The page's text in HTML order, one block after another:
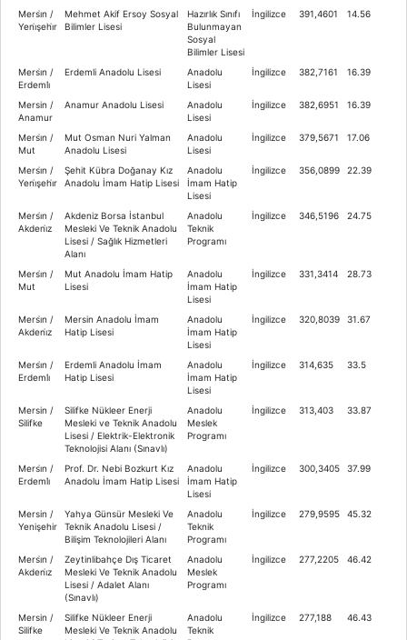
Mersi̇n /
Yeni̇şehi̇r
Mehmet Akif Ersoy Sosyal
Bilimler Lisesi
Hazırlık Sınıfı
Bulunmayan
Sosyal
Bilimler Lisesi
İngilizce 391,4601 14.56
Mersi̇n /
Erdemli̇
Erdemli Anadolu Lisesi
Anadolu
Lisesi
İngilizce 382,7161 16.39
Mersin /
Anamur
Anamur Anadolu Lisesi
Anadolu
Lisesi
İngilizce 382,6951 16.39
Mersi̇n /
Mut
Mut Osman Nuri Yalman
Anadolu Lisesi
Anadolu
Lisesi
İngilizce 379,5671 17.06
Mersi̇n /
Yeni̇şehi̇r
Şehit Kübra Doğanay Kız
Anadolu İmam Hatip Lisesi
Anadolu
İmam Hatip
Lisesi
İngilizce 356,0899 22.39
Mersi̇n /
Akdeni̇z
Akdeniz Borsa İstanbul
Mesleki Ve Teknik Anadolu
Lisesi / Sağlık Hizmetleri
Alanı
Anadolu
Teknik
Programı
İngilizce 346,5196 24.75
Mersi̇n /
Mut
Mut Anadolu İmam Hatip
Lisesi
Anadolu
İmam Hatip
Lisesi
İngilizce 331,3414 28.73
Mersi̇n /
Akdeni̇z
Mersin Anadolu İmam
Hatip Lisesi
Anadolu
İmam Hatip
Lisesi
İngilizce 320,8039 31.67
Mersi̇n /
Erdemli̇
Erdemli Anadolu İmam
Hatip Lisesi
Anadolu
İmam Hatip
Lisesi
İngilizce 314,635 33.5
Mersin /
Silifke
Silifke Nükleer Enerji
Mesleki ve Teknik Anadolu
Lisesi / Elektrik-Elektronik
Teknolojisi Alanı (Sınavlı)
Anadolu
Meslek
Programı
İngilizce 313,403 33.87
Mersi̇n /
Erdemli̇
Prof. Dr. Nebi Bozkurt Kız
Anadolu İmam Hatip Lisesi
Anadolu
İmam Hatip
Lisesi
İngilizce 300,3405 37.99
Mersin /
Yenişehir
Yahya Günsür Mesleki Ve
Teknik Anadolu Lisesi /
Bilişim Teknolojileri Alanı
Anadolu
Teknik
Programı
İngilizce 279,9595 45.32
Mersi̇n /
Akdeni̇z
Zeytinlibahçe Dış Ticaret
Mesleki Ve Teknik Anadolu
Lisesi / Adalet Alanı
(Sınavlı)
Anadolu
Meslek
Programı
İngilizce 277,2205 46.42
Mersin /
Silifke
Silifke Nükleer Enerji
Mesleki Ve Teknik Anadolu
Anadolu
Teknik
İngilizce 277,188 46.43